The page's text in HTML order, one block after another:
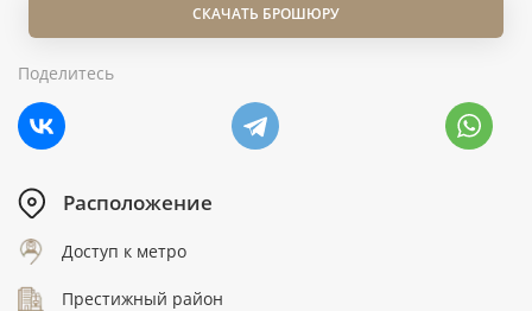
СКАЧАТЬ БРОШЮРУ
Поделитесь
Расположение
Доступ к метро
Престижный район